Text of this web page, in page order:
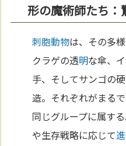
形の魔術師たち：
刺胞動物は、その多
クラゲの透明な傘、
手、そしてサンゴの
造。それぞれがまる
同じグループに属す
や生存戦略に応じて